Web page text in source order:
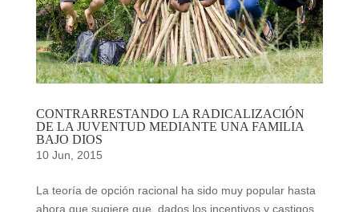
CONTRARRESTANDO LA RADICALIZACIÓN
DE LA JUVENTUD MEDIANTE UNA FAMILIA
BAJO DIOS
10 Jun, 2015
La teoría de opción racional ha sido muy popular hasta
ahora que sugiere que, dados los incentivos y castigos